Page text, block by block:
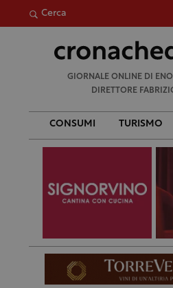
Cerca
per:
GIORNALE ONLINE DI
DIRETTORE
CONSUMI TURISMO